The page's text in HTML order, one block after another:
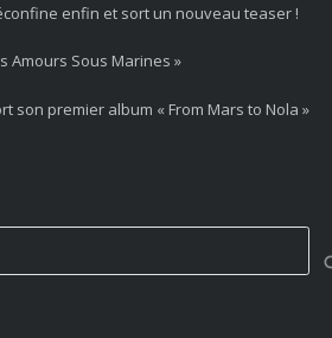
enfin et sort un nouveau teaser !
Amours Sous Marines »
son premier album « From Mars to Nola »